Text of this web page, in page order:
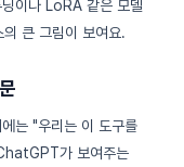
이나 LoRA 같은 모델
큰 그림이 보여요.
는 "우리는 이 도구를
가 보여주는